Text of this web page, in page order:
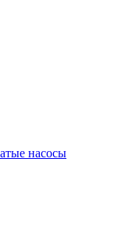
насосы